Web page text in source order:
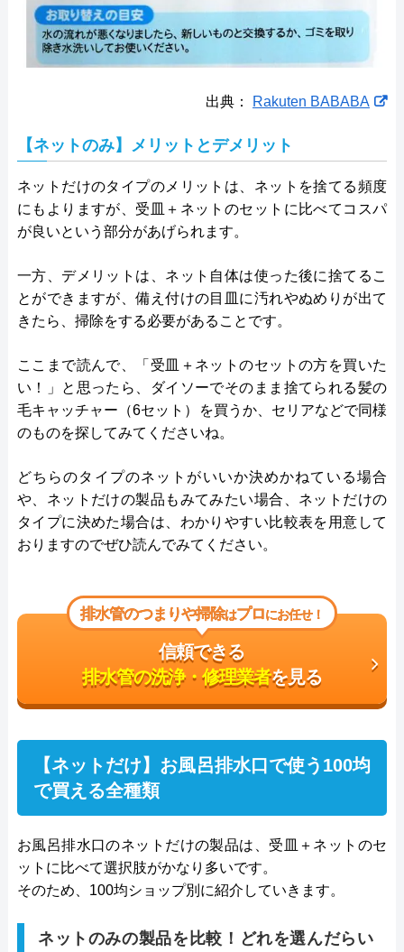
出典： Rakuten BABABA
【ネットのみ】メリットとデメリット
ネットだけのタイプのメリットは、ネットを捨てる頻度
にもよりますが、受皿＋ネットのセットに比べてコスパ
が良いという部分があげられます。
一方、デメリットは、ネット自体は使った後に捨てるこ
とができますが、備え付けの目皿に汚れやぬめりが出て
きたら、掃除をする必要があることです。
ここまで読んで、「受皿＋ネットのセットの方を買いた
い！」と思ったら、ダイソーでそのまま捨てられる髪の
毛キャッチャー（6セット）を買うか、セリアなどで同様
のものを探してみてくださいね。
どちらのタイプのネットがいいか決めかねている場合
や、ネットだけの製品もみてみたい場合、ネットだけの
タイプに決めた場合は、わかりやすい比較表を用意して
おりますのでぜひ読んでみてください。
排水管のつまりや掃除はプロにお任せ！
信頼できる
排水管の洗浄・修理業者を見る
【ネットだけ】お風呂排水口で使う100均
で買える全種類
お風呂排水口のネットだけの製品は、受皿＋ネットのセ
ットに比べて選択肢がかなり多いです。
そのため、100均ショップ別に紹介していきます。
ネットのみの製品を比較！どれを選んだらい